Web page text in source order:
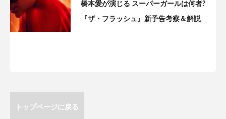
橋本愛が演じる スーパーガールは何者?
『ザ・フラッシュ』新予告考察＆解説
トップページに戻る